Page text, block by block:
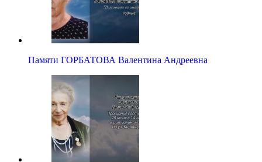
Памяти ГОРБАТОВА Валентина Андреевна